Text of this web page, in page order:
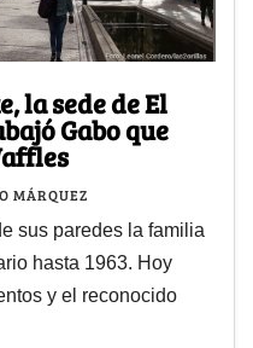
la sede de El
Gabo que
MÁRQUEZ
sus paredes la familia
hasta 1963. Hoy
y el reconocido